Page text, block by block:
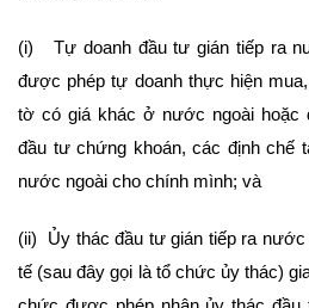
(i) Tự doanh đầu tư gián tiếp ra
được phép tự doanh thực hiện
tờ có giá khác ở nước ngoài hoặc
đầu tư chứng khoán, các định chế
nước ngoài cho chính mình; và
(ii) Ủy thác đầu tư gián tiếp ra
tế (sau đây gọi là tổ chức ủy thác)